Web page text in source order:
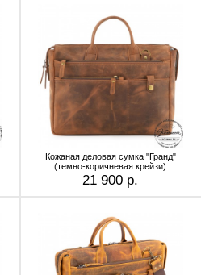
Кожаная деловая сумка "Гранд"
(темно-коричневая крейзи)
21 900 р.